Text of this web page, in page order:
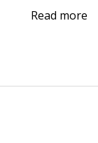
Read more